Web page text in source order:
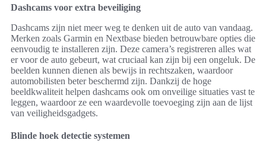
Dashcams voor extra beveiliging
Dashcams zijn niet meer weg te denken uit de auto van vandaag.
Merken zoals Garmin en Nextbase bieden betrouwbare opties die
eenvoudig te installeren zijn. Deze camera’s registreren alles wat
er voor de auto gebeurt, wat cruciaal kan zijn bij een ongeluk. De
beelden kunnen dienen als bewijs in rechtszaken, waardoor
automobilisten beter beschermd zijn. Dankzij de hoge
beeldkwaliteit helpen dashcams ook om onveilige situaties vast te
leggen, waardoor ze een waardevolle toevoeging zijn aan de lijst
van veiligheidsgadgets.
Blinde hoek detectie systemen